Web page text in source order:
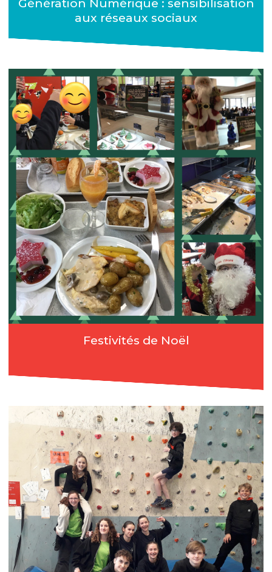
Génération Numérique : sensibilisation
aux réseaux sociaux
Festivités de Noël